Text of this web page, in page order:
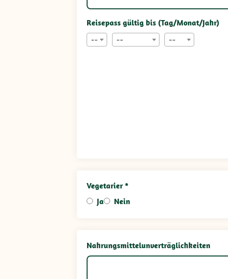
Reisepass gültig bis (Tag/Monat/Jahr)
-- -- --
Vegetarier *
Ja
Nein
Nahrungsmittelunverträglichkeiten